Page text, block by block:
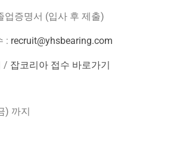
업증명서 (입사 후 제출)
: recruit@yhsbearing.com
/ 잡코리아 접수 바로가기
) 까지